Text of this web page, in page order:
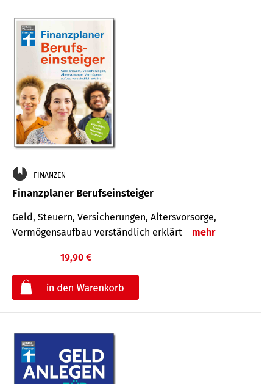
FINANZEN
Finanzplaner Berufseinsteiger
Geld, Steuern, Versicherungen, Altersvorsorge,
Vermögensaufbau verständlich erklärt
mehr
19,90 €